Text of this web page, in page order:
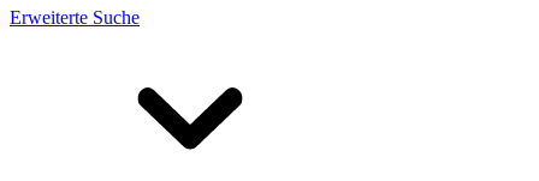
Erweiterte Suche